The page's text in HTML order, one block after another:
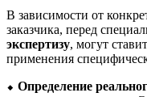
В зависимости от
заказчика, перед
экспертизу, могут
применения
⬥ Определение